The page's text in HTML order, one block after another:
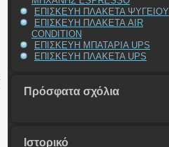
ΕΠΙΣΚΕΥΗ ΠΛΑΚΕΤΑ ΨΥΓΕΙΟΥ
ΕΠΙΣΚΕΥΗ ΠΛΑΚΕΤΑ AIR
CONDITION
ΕΠΙΣΚΕΥΗ ΜΠΑΤΑΡΙΑ UPS
ΕΠΙΣΚΕΥΗ ΠΛΑΚΕΤΑ UPS
Πρόσφατα σχόλια
Ιστορικό